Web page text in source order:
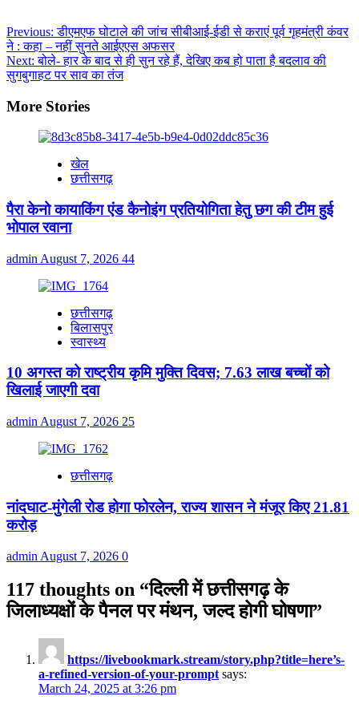
Post
navigation
Previous:डीएमएफ घोटाले की जांच सीबीआई-ईडी से कराएं पूर्व गृहमंत्री कंवर
ने : कहा – नहीं सुनते आईएएस अफसर
Next:बोले- हार के बाद से ही सुन रहे हैं, देखिए कब हो पाता है बदलाव की
सुगबुगाहट पर साव का तंज
More Stories
खेल
छत्तीसगढ़
पैरा केनो कायाकिंग एंड कैनोइंग प्रतियोगिता हेतु छग की टीम हुई
भोपाल रवाना
admin August 7, 2026 44
छत्तीसगढ़
बिलासपुर
स्वास्थ्य
10 अगस्त को राष्ट्रीय कृमि मुक्ति दिवस; 7.63 लाख बच्चों को
खिलाई जाएगी दवा
admin August 7, 2026 25
छत्तीसगढ़
नांदघाट-मुंगेली रोड होगा फोरलेन, राज्य शासन ने मंजूर किए 21.81
करोड़
admin August 7, 2026 0
117 thoughts on “दिल्ली में छत्तीसगढ़ के
जिलाध्यक्षों के पैनल पर मंथन, जल्द होगी घोषणा”
https://livebookmark.stream/story.php?title=here’s-
a-refined-version-of-your-prompt says:
March 24, 2025 at 3:26 pm